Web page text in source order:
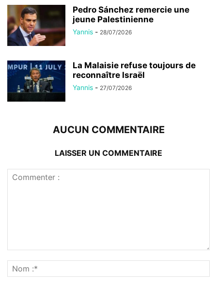
Pedro Sánchez remercie une
jeune Palestinienne
Yannis - 28/07/2026
La Malaisie refuse toujours de
reconnaître Israël
Yannis - 27/07/2026
AUCUN COMMENTAIRE
LAISSER UN COMMENTAIRE